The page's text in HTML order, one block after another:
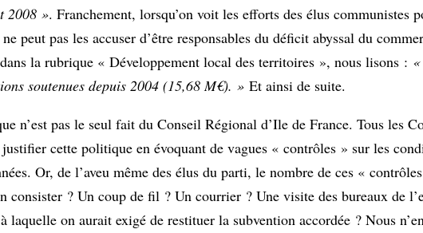
2008 ». Franchement, lorsqu’on voit les efforts des élus communistes
peut pas les accuser d’être responsables du déficit abyssal du
la rubrique « Développement local des territoires », nous lisons :
soutenues depuis 2004 (15,68 M€). » Et ainsi de suite.
n’est pas le seul fait du Conseil Régional d’Ile de France. Tous les
cette politique en évoquant de vagues « contrôles » sur les
Or, de l’aveu même des élus du parti, le nombre de ces «
consister ? Un coup de fil ? Un courrier ? Une visite des bureaux de
laquelle on aurait exigé de restituer la subvention accordée ? Nous